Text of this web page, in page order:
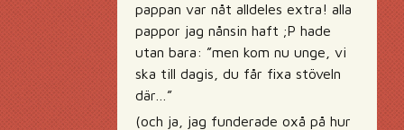
pappan var nåt alldeles extra! alla
pappor jag nånsin haft ;P hade
utan bara: ”men kom nu unge, vi
ska till dagis, du får fixa stöveln
där…”
(och ja, jag funderade oxå på hur